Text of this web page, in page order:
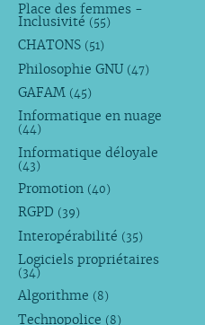
Place des femmes -
Inclusivité (55)
CHATONS (51)
Philosophie GNU (47)
GAFAM (45)
Informatique en nuage
(44)
Informatique déloyale
(43)
Promotion (40)
RGPD (39)
Interopérabilité (35)
Logiciels propriétaires
(34)
Algorithme (8)
Technopolice (8)